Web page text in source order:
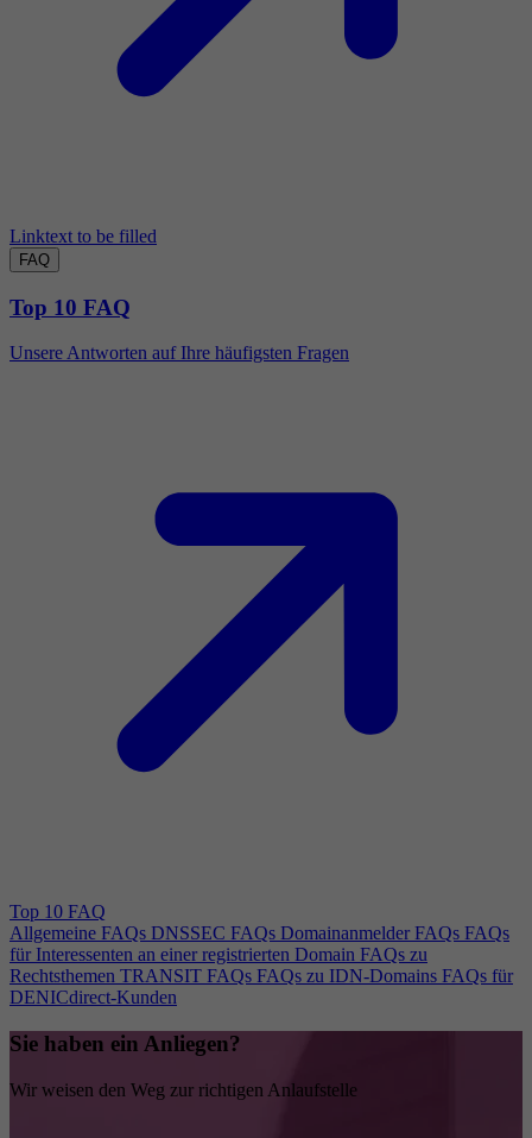
Linktext to be filled
FAQ
Top 10 FAQ
Unsere Antworten auf Ihre häufigsten Fragen
Top 10 FAQ
Allgemeine FAQs DNSSEC FAQs Domainanmelder FAQs FAQs
für Interessenten an einer registrierten Domain FAQs zu
Rechtsthemen TRANSIT FAQs FAQs zu IDN-Domains FAQs für
DENICdirect-Kunden
Sie haben ein Anliegen?
Wir weisen den Weg zur richtigen Anlaufstelle